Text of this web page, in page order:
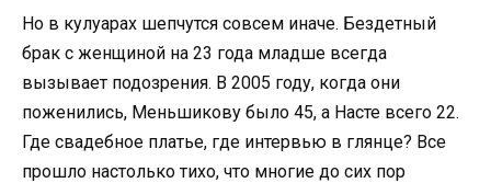
Но в кулуарах шепчутся совсем иначе. Бездетный
брак с женщиной на 23 года младше всегда
вызывает подозрения. В 2005 году, когда они
поженились, Меньшикову было 45, а Насте всего 22.
Где свадебное платье, где интервью в глянце? Все
прошло настолько тихо, что многие до сих пор